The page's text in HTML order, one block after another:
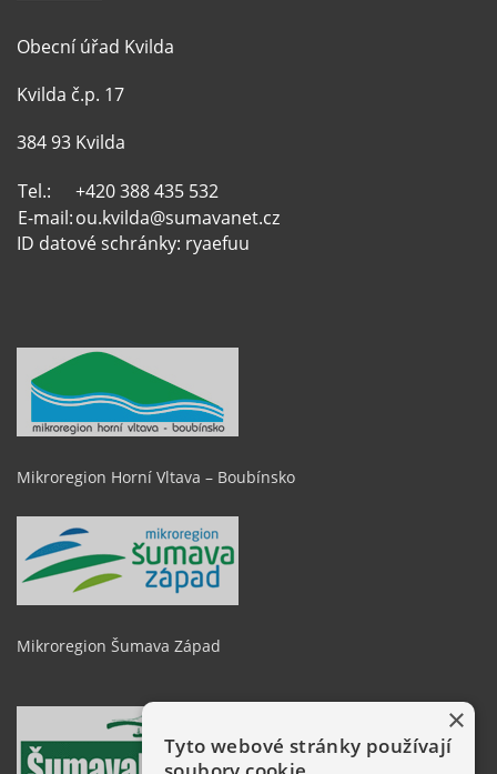
Obecní úřad Kvilda
Kvilda č.p. 17
384 93 Kvilda
Tel.:
+420 388 435 532
E-mail:ou.kvilda@sumavanet.cz
ID datové schránky: ryaefuu
Mikroregion Horní Vltava – Boubínsko
Mikroregion Šumava Západ
×
Tyto webové stránky používají